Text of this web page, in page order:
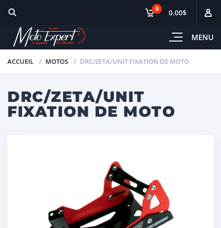
MENU
0 0.00$
ACCUEIL MOTOS DRC/ZETA/UNIT FIXATION DE MOTO
DRC/ZETA/UNIT
FIXATION DE MOTO